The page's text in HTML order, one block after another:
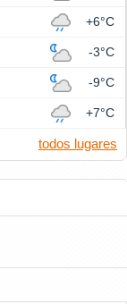
+6°C
-3°C
-9°C
+7°C
todos lugares